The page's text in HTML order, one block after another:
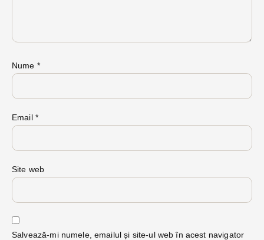
Nume *
Email *
Site web
Salvează-mi numele, emailul și site-ul web în acest navigator